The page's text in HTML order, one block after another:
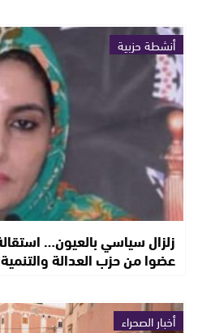
أنشطة حزبية
عضوا من حزب العدالة والتنمية
أخبار الصحراء